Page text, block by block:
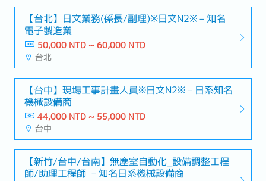
【台北】日文業務(係長/副理)※日文N2※－知名
電子製造業
50,000 NTD ~ 60,000 NTD
台北
【台中】現場工事計畫人員※日文N2※－日系知名
機械設備商
44,000 NTD ~ 55,000 NTD
台中
【新竹/台中/台南】無塵室自動化_設備調整工程
師/助理工程師 －知名日系機械設備商